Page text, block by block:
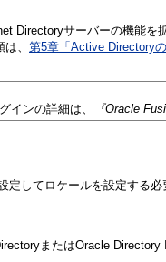
Directoryサーバーの機能
、 第5章「Active Directoryの
インの詳細は、
『Oracle
定してロケールを設定する必
またはOracle